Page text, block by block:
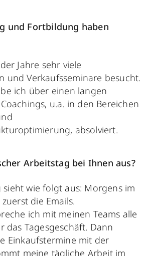
und Fortbildung haben
Jahre sehr viele
und Verkaufsseminare besucht.
ich über einen langen
u.a. in den Bereichen
absolviert.
Arbeitstag bei Ihnen aus?
sieht wie folgt aus: Morgens im
die Emails.
ich mit meinen Teams alle
das Tagesgeschäft. Dann
Einkaufstermine mit der
meine tägliche Arbeit im